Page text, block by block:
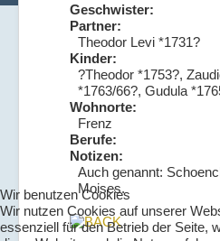
Geschwister:
Partner:
Theodor Levi *1731?
Kinder:
?Theodor *1753?,
*1763/66?, Gudula
Wohnorte:
Frenz
Berufe:
Notizen:
Auch genannt:
Moises.
Wir benutzen Cookies
Wir nutzen Cookies auf unserer
essenziell für den Betrieb der Seite,